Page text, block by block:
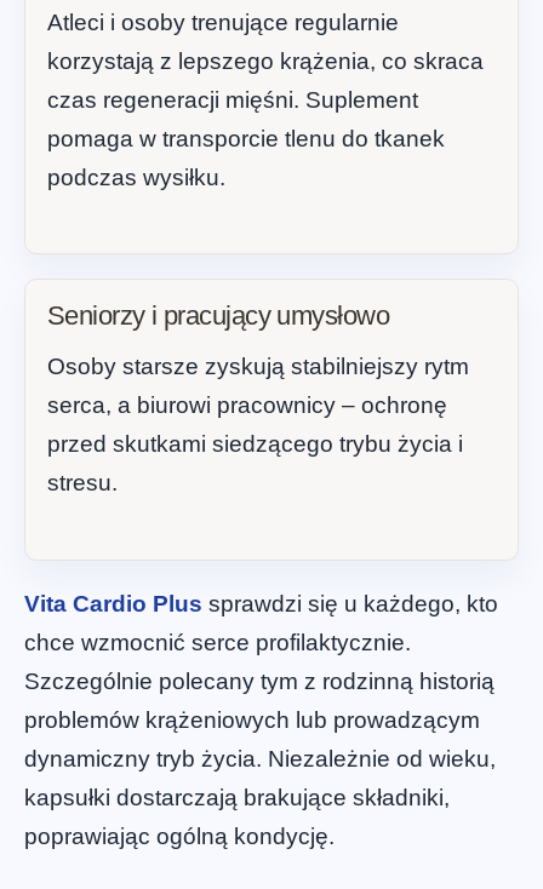
Atleci i osoby trenujące regularnie
korzystają z lepszego krążenia, co skraca
czas regeneracji mięśni. Suplement
pomaga w transporcie tlenu do tkanek
podczas wysiłku.
Seniorzy i pracujący umysłowo
Osoby starsze zyskują stabilniejszy rytm
serca, a biurowi pracownicy – ochronę
przed skutkami siedzącego trybu życia i
stresu.
Vita Cardio Plus sprawdzi się u każdego, kto
chce wzmocnić serce profilaktycznie.
Szczególnie polecany tym z rodzinną historią
problemów krążeniowych lub prowadzącym
dynamiczny tryb życia. Niezależnie od wieku,
kapsułki dostarczają brakujące składniki,
poprawiając ogólną kondycję.